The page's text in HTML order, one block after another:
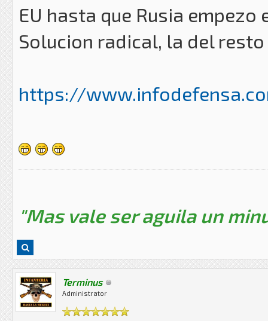
EU hasta que Rusia empezo
Solucion radical, la del
https://
"Mas vale ser aguila un
Terminus
Administrator